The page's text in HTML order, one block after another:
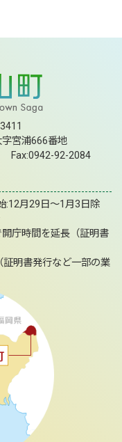
宮浦666番地
Fax:0942-92-2084
:12月29日～1月3日除
庁時間を延長（証明書
明書発行など一部の業